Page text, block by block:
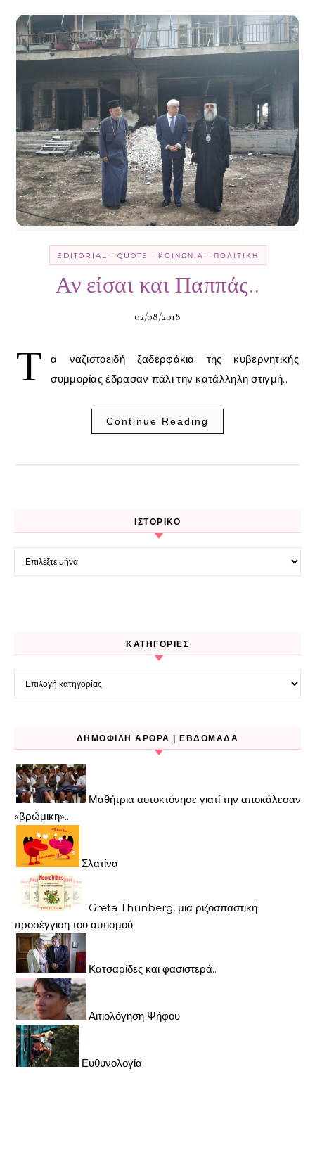
EDITORIAL - QUOTE - ΚΟΙΝΩΝΊΑ - ΠΟΛΙΤΙΚΉ
Αν είσαι και Παππάς..
02/08/2018
Τ
α ναζιστοειδή ξαδερφάκια της κυβερνητικής
συμμορίας έδρασαν πάλι την κατάλληλη στιγμή..
Continue Reading
ΙΣΤΟΡΙΚΌ
KΑΤΗΓΟΡΊΕΣ
ΔΗΜΟΦΙΛΉ ΆΡΘΡΑ | ΕΒΔΟΜΆΔΑ
Μαθήτρια αυτοκτόνησε γιατί την αποκάλεσαν
«βρώμικη»..
Σλατίνα
Greta Thunberg, μια ριζοσπαστική
προσέγγιση του αυτισμού.
Κατσαρίδες και φασιστερά..
Αιτιολόγηση Ψήφου
Ευθυνολογία